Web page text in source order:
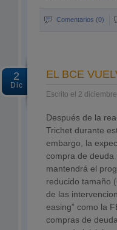
Comentarios (0)
2
Dic
EL BCE
Escrito el 2
Después de la
Trichet durante
embargo, la
compra de deuda
mantendrá el
reducido tamaño
de las
easing” como la
compras de